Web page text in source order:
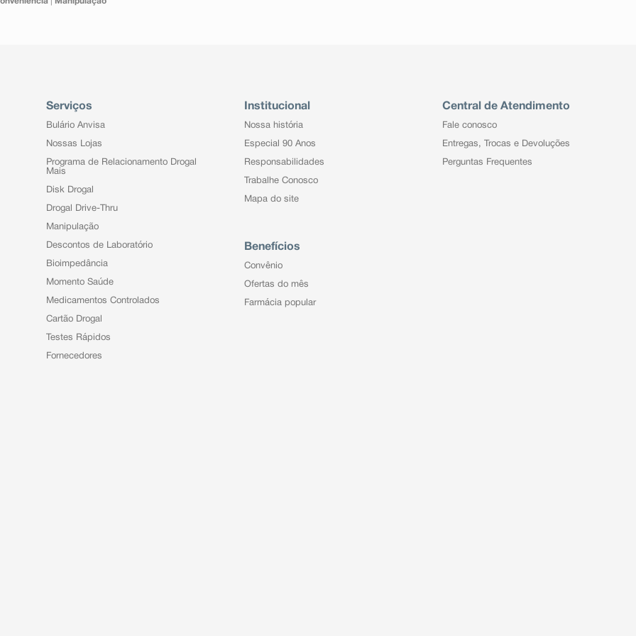
Serviços
Bulário Anvisa
Nossas Lojas
Programa de Relacionamento Drogal
Mais
Disk Drogal
Drogal Drive-Thru
Manipulação
Descontos de Laboratório
Bioimpedância
Momento Saúde
Medicamentos Controlados
Cartão Drogal
Testes Rápidos
Fornecedores
Institucional
Nossa história
Especial 90 Anos
Responsabilidades
Trabalhe Conosco
Mapa do site
Benefícios
Convênio
Ofertas do mês
Farmácia popular
Central de Atendimento
Fale conosco
Entregas, Trocas e Devoluções
Perguntas Frequentes